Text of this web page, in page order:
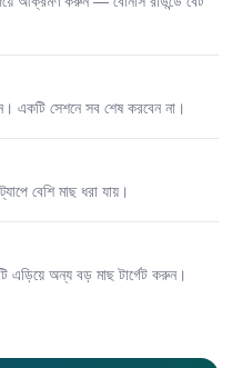
একটি সেশনে সব শেষ করবেন না।
বেশি মাছ ধরা যায়।
এড়িয়ে অন্য বড় মাছ টার্গেট করুন।